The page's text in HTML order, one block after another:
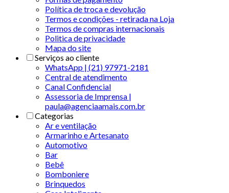
Política de troca e devolução
Termos e condições - retirada na Loja
Termos de compras internacionais
Politica de privacidade
Mapa do site
Serviços ao cliente
WhatsApp | (21) 97971-2181
Central de atendimento
Canal Confidencial
Assessoria de Imprensa |
paula@agenciaamais.com.br
Categorias
Ar e ventilação
Armarinho e Artesanato
Automotivo
Bar
Bebê
Bomboniere
Brinquedos